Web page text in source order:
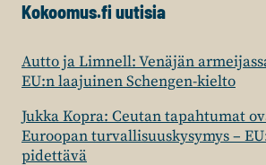
Kokoomus.fi uutisia
Autto ja Limnell: Venäjän
EU:n laajuinen Schengen-kielto
Jukka Kopra: Ceutan tapahtumat
Euroopan turvallisuuskysymys –
pidettävä